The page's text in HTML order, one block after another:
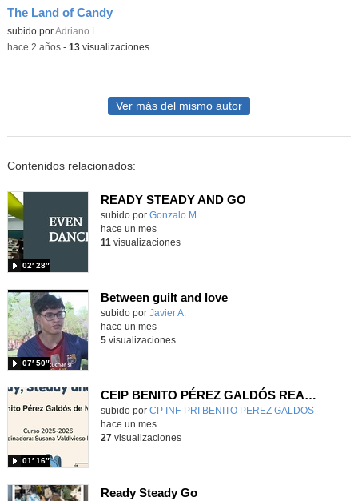
The Land of Candy
Contenido educativo.
subido porAdriano L.
-hace 2 años- 13visualizaciones
Ver más del mismo autor
Contenidos relacionados:
READY STEADY AND GO
Contenido educativo.
subido por Gonzalo M.
02′ 28″
hace un mes
11 visualizaciones
Between guilt and love
subido por Javier A.
07′ 50″
hace un mes
5visualizaciones
CEIP BENITO PÉREZ GALDÓS READY, STEADY & GO
Contenido educativo.
subido por CP INF-PRI BENITO PEREZ GALDOS
01′ 16″
-
hace un mes
27visualizaciones
Ready Steady Go